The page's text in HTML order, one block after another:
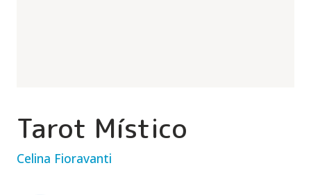
Tarot Místico
Celina Fioravanti